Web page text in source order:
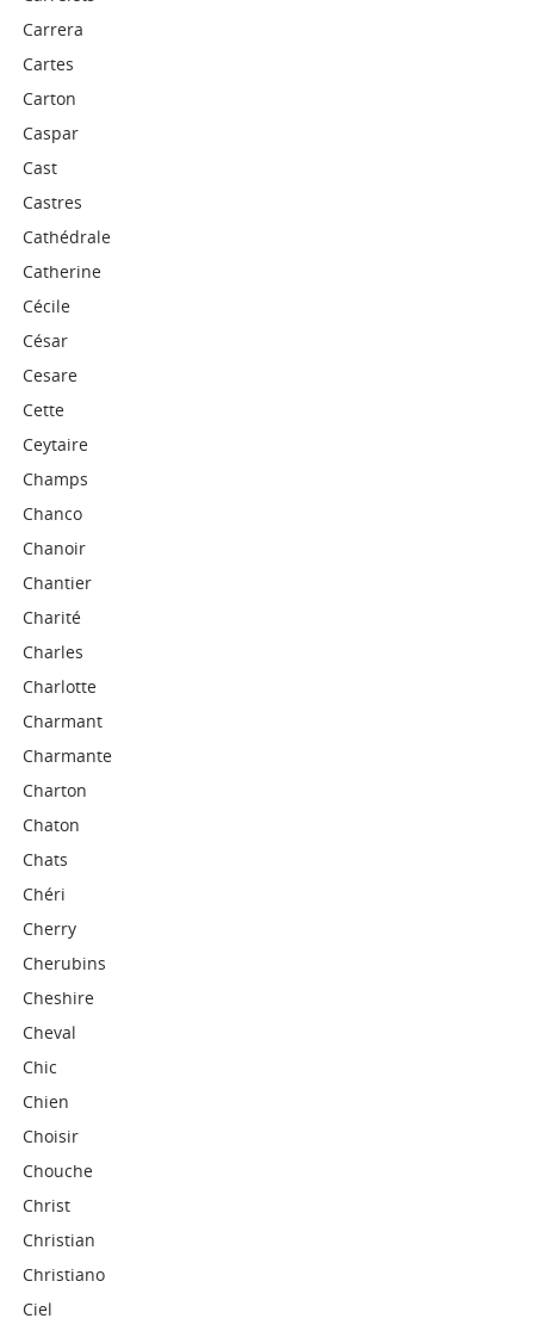
Carrera
Cartes
Carton
Caspar
Cast
Castres
Cathédrale
Catherine
Cécile
César
Cesare
Cette
Ceytaire
Champs
Chanco
Chanoir
Chantier
Charité
Charles
Charlotte
Charmant
Charmante
Charton
Chaton
Chats
Chéri
Cherry
Cherubins
Cheshire
Cheval
Chic
Chien
Choisir
Chouche
Christ
Christian
Christiano
Ciel